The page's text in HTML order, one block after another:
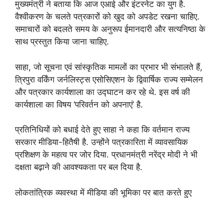
मुख्यमंत्री ने बताया कि आज एआई और इंटरनेट का युग है.
वैश्वीकरण के चलते पत्रकारों को खुद को अपडेट रखना चाहिए.
समाचारों को बदलते समय के अनुरूप ईमानदारी और सत्यनिष्ठा के
साथ प्रस्तुत किया जाना चाहिए.
साहा, जो सूचना एवं सांस्कृतिक मामलों का प्रभार भी संभालते हैं,
त्रिपुरा वर्किंग जर्नलिस्ट्स एसोसिएशन के द्विवार्षिक राज्य सम्मेलन
और पत्रकार कार्यशाला का उद्घाटन कर रहे थे. इस वर्ष की
कार्यशाला का विषय ‘परिवर्तन को अपनाएं’ है.
प्रतिनिधियों को बधाई देते हुए साहा ने कहा कि वर्तमान राज्य
सरकार मीडिया-हितैषी है. उन्होंने पत्रकारिता में व्यावसायिक
प्रशिक्षण के महत्व पर जोर दिया. प्रधानमंत्री नरेंद्र मोदी ने भी
दक्षता बढ़ाने की आवश्यकता पर बल दिया है.
लोकतांत्रिक व्यवस्था में मीडिया की भूमिका पर बात करते हुए